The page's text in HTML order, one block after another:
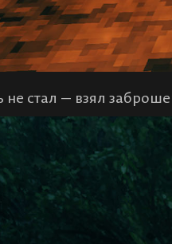
стал — взял